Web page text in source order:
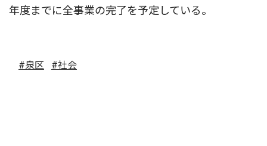
年度までに全事業の完了を予定している。
#泉区 #社会